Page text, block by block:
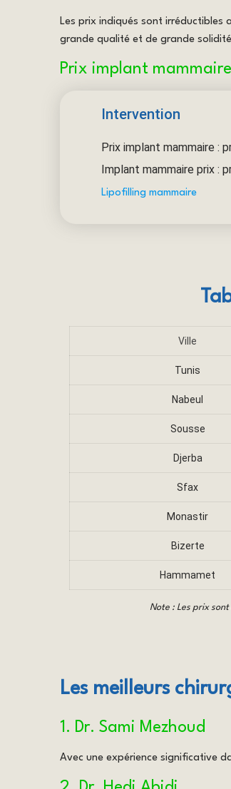
Les prix indiqués sont irréductibles
grande qualité et de grande
Prix implant mammaire
Intervention
Prix implant mammaire :
Implant mammaire prix :
Lipofilling mammaire
Ville
Tunis
Nabeul
Sousse
Djerba
Sfax
Monastir
Bizerte
Hammamet
Note : Les prix
Les meilleurs
1. Dr. Sami Mezhoud
Avec une expérience significative